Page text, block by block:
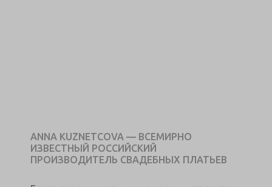
ANNA KUZNETCOVA — ВСЕМИРНО
ИЗВЕСТНЫЙ РОССИЙСКИЙ
ПРОИЗВОДИТЕЛЬ СВАДЕБНЫХ ПЛАТЬЕВ